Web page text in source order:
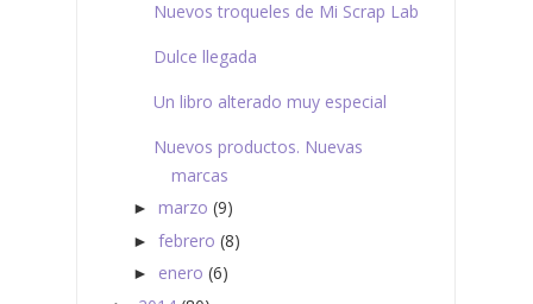
Nuevos troqueles de Mi Scrap Lab
Dulce llegada
Un libro alterado muy especial
Nuevos productos. Nuevas
marcas
► marzo (9)
► febrero (8)
► enero (6)